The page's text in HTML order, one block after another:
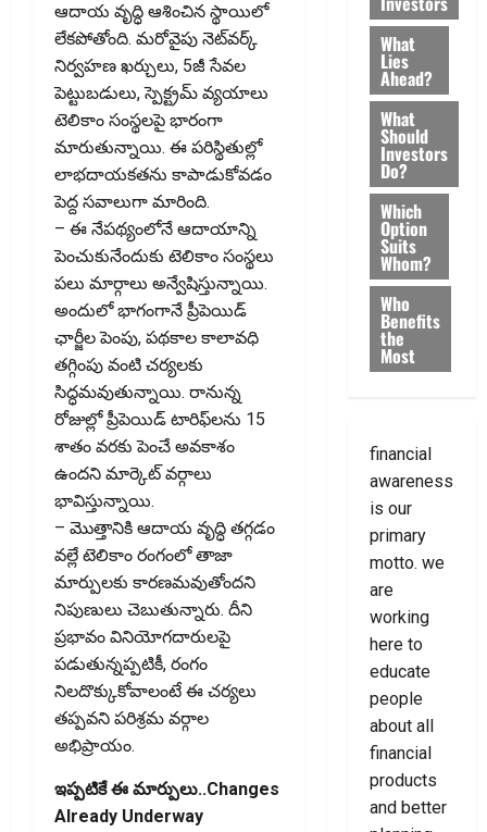
ఆదాయ వృద్ధి ఆశించిన స్థాయిలో
లేకపోతోంది. మరోవైపు నెట్‌వర్క్‌
నిర్వహణ ఖర్చులు, 5జీ సేవల
పెట్టుబడులు, స్పెక్ట్రమ్‌ వ్యయాలు
టెలికాం సంస్థలపై భారంగా
మారుతున్నాయి. ఈ పరిస్థితుల్లో
లాభదాయకతను కాపాడుకోవడం
పెద్ద సవాలుగా మారింది.
– ఈ నేపథ్యంలోనే ఆదాయాన్ని
పెంచుకునేందుకు టెలికాం సంస్థలు
పలు మార్గాలు అన్వేషిస్తున్నాయి.
అందులో భాగంగానే ప్రీపెయిడ్‌
ఛార్జీల పెంపు, పథకాల కాలావధి
తగ్గింపు వంటి చర్యలకు
సిద్ధమవుతున్నాయి. రానున్న
రోజుల్లో ప్రీపెయిడ్‌ టారిఫ్‌లను 15
శాతం వరకు పెంచే అవకాశం
ఉందని మార్కెట్‌ వర్గాలు
భావిస్తున్నాయి.
– మొత్తానికి ఆదాయ వృద్ధి తగ్గ‌డం
వ‌ల్లే టెలికాం రంగంలో తాజా
మార్పులకు కారణమవుతోందని
నిపుణులు చెబుతున్నారు. దీని
ప్రభావం వినియోగదారులపై
పడుతున్నప్పటికీ, రంగం
నిలదొక్కుకోవాలంటే ఈ చర్యలు
తప్పవని పరిశ్రమ వర్గాల
అభిప్రాయం.
ఇప్పటికే ఈ మార్పులు..Changes
Already Underway
What
Lies
Ahead?
What
Should
Investors
Do?
Which
Option
Suits
Whom?
Who
Benefits
the
Most
financial
awareness
is our
primary
motto. we
are
working
here to
educate
people
about all
financial
products
and better